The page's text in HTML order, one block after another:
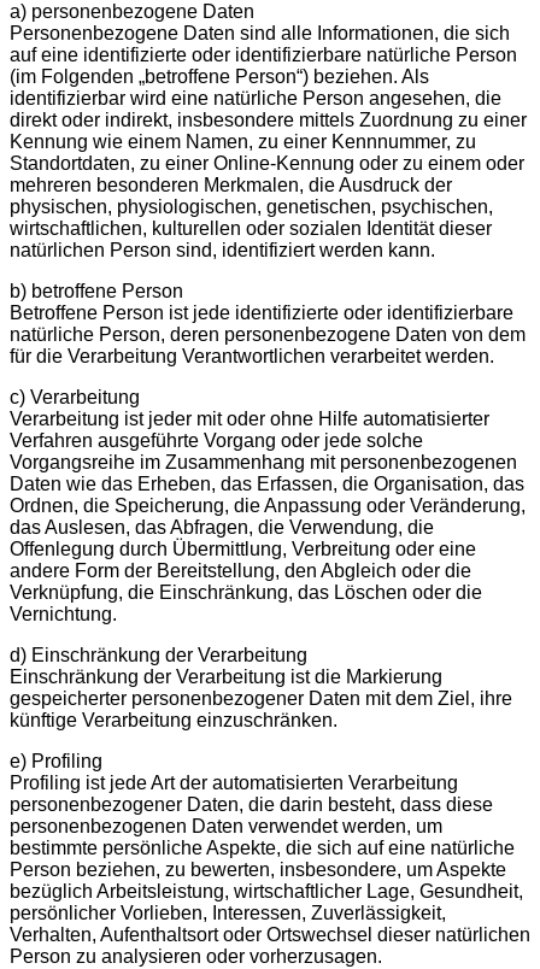
a) personenbezogene Daten
Personenbezogene Daten sind alle Informationen, die sich
auf eine identifizierte oder identifizierbare natürliche Person
(im Folgenden „betroffene Person“) beziehen. Als
identifizierbar wird eine natürliche Person angesehen, die
direkt oder indirekt, insbesondere mittels Zuordnung zu einer
Kennung wie einem Namen, zu einer Kennnummer, zu
Standortdaten, zu einer Online-Kennung oder zu einem oder
mehreren besonderen Merkmalen, die Ausdruck der
physischen, physiologischen, genetischen, psychischen,
wirtschaftlichen, kulturellen oder sozialen Identität dieser
natürlichen Person sind, identifiziert werden kann.
b) betroffene Person
Betroffene Person ist jede identifizierte oder identifizierbare
natürliche Person, deren personenbezogene Daten von dem
für die Verarbeitung Verantwortlichen verarbeitet werden.
c) Verarbeitung
Verarbeitung ist jeder mit oder ohne Hilfe automatisierter
Verfahren ausgeführte Vorgang oder jede solche
Vorgangsreihe im Zusammenhang mit personenbezogenen
Daten wie das Erheben, das Erfassen, die Organisation, das
Ordnen, die Speicherung, die Anpassung oder Veränderung,
das Auslesen, das Abfragen, die Verwendung, die
Offenlegung durch Übermittlung, Verbreitung oder eine
andere Form der Bereitstellung, den Abgleich oder die
Verknüpfung, die Einschränkung, das Löschen oder die
Vernichtung.
d) Einschränkung der Verarbeitung
Einschränkung der Verarbeitung ist die Markierung
gespeicherter personenbezogener Daten mit dem Ziel, ihre
künftige Verarbeitung einzuschränken.
e) Profiling
Profiling ist jede Art der automatisierten Verarbeitung
personenbezogener Daten, die darin besteht, dass diese
personenbezogenen Daten verwendet werden, um
bestimmte persönliche Aspekte, die sich auf eine natürliche
Person beziehen, zu bewerten, insbesondere, um Aspekte
bezüglich Arbeitsleistung, wirtschaftlicher Lage, Gesundheit,
persönlicher Vorlieben, Interessen, Zuverlässigkeit,
Verhalten, Aufenthaltsort oder Ortswechsel dieser natürlichen
Person zu analysieren oder vorherzusagen.